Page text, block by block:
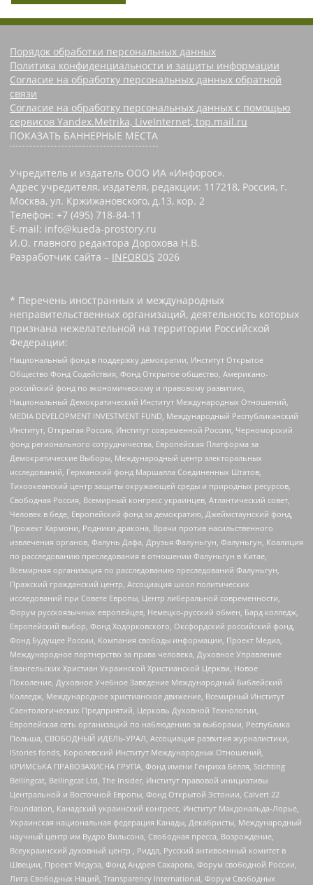
Порядок обработки персональных данных
Политика конфиденциальности и защиты информации
Согласие на обработку персональных данных обратной
связи
Согласие на обработку персональных данных с помощью
сервисов Yandex.Metrika, LiveInternet, top.mail.ru
ПОКАЗАТЬ БАННЕРНЫЕ МЕСТА
Учредитель и издатель ООО ИА «Инфорос».
Адрес учредителя, издателя, редакции: 117218, Россия, г.
Москва, ул. Кржижановского, д.13, кор. 2
Телефон: +7 (495) 718-84-11
E-mail: info@kueda-prostory.ru
И.О. главного редактора Дорохова Н.В.
Разработчик сайта – INFOROS 2026
* Перечень иностранных и международных
неправительственных организаций, деятельность которых
признана нежелательной на территории Российской
Федерации:
Национальный фонд в поддержку демократии, Институт Открытое
Общество Фонд Содействия, Фонд Открытое общество, Американо-
российский фонд по экономическому и правовому развитию,
Национальный Демократический Институт Международных Отношений,
MEDIA DEVELOPMENT INVESTMENT FUND, Международный Республиканский
Институт, Открытая Россия, Институт современной России, Черноморский
фонд регионального сотрудничества, Европейская Платформа за
Демократические Выборы, Международный центр электоральных
исследований, Германский фонд Маршалла Соединенных Штатов,
Тихоокеанский центр защиты окружающей среды и природных ресурсов,
Свободная Россия, Всемирный конгресс украинцев, Атлантический совет,
Человек в беде, Европейский фонд за демократию, Джеймстаунский фонд,
Прожект Хармони, Родники дракона, Врачи против насильственного
извлечения органов, Фалунь Дафа, Друзья Фалуньгун, Фалуньгун, Коалиция
по расследованию преследования в отношении Фалуньгун в Китае,
Всемирная организация по расследованию преследований Фалуньгун,
Пражский гражданский центр, Ассоциация школ политических
исследований при Совете Европы, Центр либеральной современности,
Форум русскоязычных европейцев, Немецко-русский обмен, Бард колледж,
Европейский выбор, Фонд Ходорковского, Оксфордский российский фонд,
Фонд Будущее России, Компания свободы информации, Проект Медиа,
Международное партнерство за права человека, Духовное Управление
Евангельских Христиан Украинской Христианской Церкви, Новое
Поколение, Духовное Учебное Заведение Международный Библейский
Колледж, Международное христианское движение, Всемирный Институт
Саентологических Предприятий, Церковь Духовной Технологии,
Европейская сеть организаций по наблюдению за выборами, Республика
Польша, СВОБОДНЫЙ ИДЕЛЬ-УРАЛ, Ассоциация развития журналистики,
IStories fonds, Королевский Институт Международных Отношений,
КРИМСЬКА ПРАВОЗАХИСНА ГРУПА, Фонд имени Генриха Бёлля, Stichting
Bellingcat, Bellingcat Ltd, The Insider, Институт правовой инициативы
Центральной и Восточной Европы, Фонд Открытой Эстонии, Calvert 22
Foundation, Канадский украинский конгресс, Институт Макдональда-Лорье,
Украинская национальная федерация Канады, Декабристы, Международный
научный центр им Вудро Вильсона, Свободная пресса, Возрождение,
Всеукраинский духовный центр , Риддл, Русский антивоенный комитет в
Швеции, Проект Медуза, Фонд Андрея Сахарова, Форум свободной России,
Лига Свободных Наций, Transparеncy International, Форум Свободных